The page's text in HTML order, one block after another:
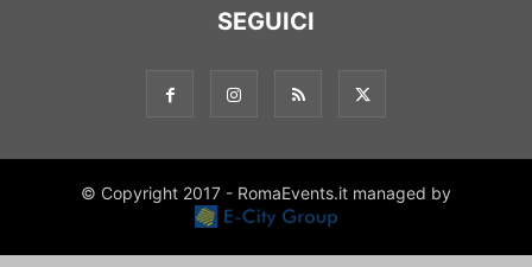
SEGUICI
© Copyright 2017 - RomaEvents.it managed by